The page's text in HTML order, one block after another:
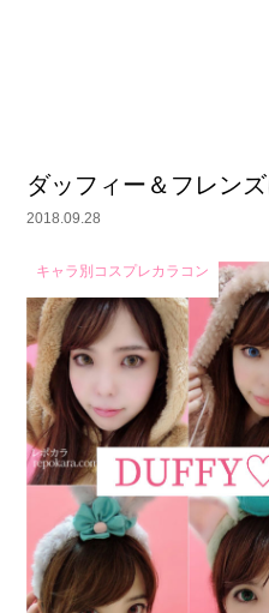
ダッフィー＆フレン
2018.09.28
キャラ別コスプレカラコン